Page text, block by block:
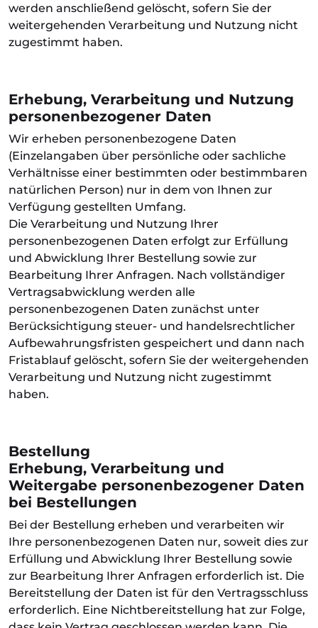
werden anschließend gelöscht, sofern Sie der
weitergehenden Verarbeitung und Nutzung nicht
zugestimmt haben.
Erhebung, Verarbeitung und Nutzung
personenbezogener Daten
Wir erheben personenbezogene Daten
(Einzelangaben über persönliche oder sachliche
Verhältnisse einer bestimmten oder bestimmbaren
natürlichen Person) nur in dem von Ihnen zur
Verfügung gestellten Umfang.
Die Verarbeitung und Nutzung Ihrer
personenbezogenen Daten erfolgt zur Erfüllung
und Abwicklung Ihrer Bestellung sowie zur
Bearbeitung Ihrer Anfragen. Nach vollständiger
Vertragsabwicklung werden alle
personenbezogenen Daten zunächst unter
Berücksichtigung steuer- und handelsrechtlicher
Aufbewahrungsfristen gespeichert und dann nach
Fristablauf gelöscht, sofern Sie der weitergehenden
Verarbeitung und Nutzung nicht zugestimmt
haben.
Bestellung
Erhebung, Verarbeitung und
Weitergabe personenbezogener Daten
bei Bestellungen
Bei der Bestellung erheben und verarbeiten wir
Ihre personenbezogenen Daten nur, soweit dies zur
Erfüllung und Abwicklung Ihrer Bestellung sowie
zur Bearbeitung Ihrer Anfragen erforderlich ist. Die
Bereitstellung der Daten ist für den Vertragsschluss
erforderlich. Eine Nichtbereitstellung hat zur Folge,